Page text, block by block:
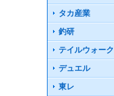
タカ産業
釣研
テイルウォーク
デュエル
東レ